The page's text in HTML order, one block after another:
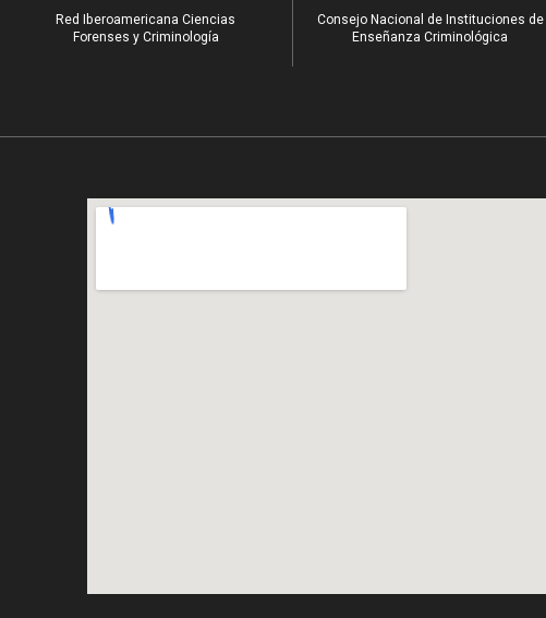
Red Iberoamericana Ciencias
Forenses y Criminología
Consejo Nacional de Instituciones de
Enseñanza Criminológica